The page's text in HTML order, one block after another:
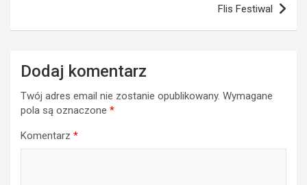
Flis Festiwal
Dodaj komentarz
Twój adres email nie zostanie opublikowany. Wymagane
pola są oznaczone *
Komentarz *